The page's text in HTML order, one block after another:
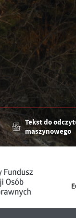
Tekst do
maszynowego